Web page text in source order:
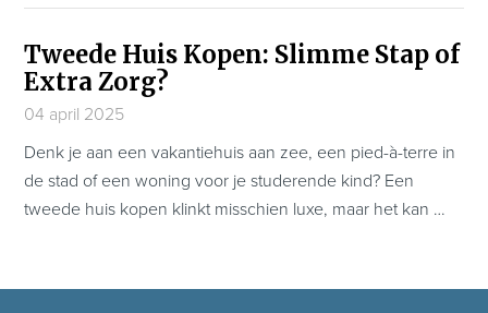
Tweede Huis Kopen: Slimme Stap of
Extra Zorg?
04 april 2025
Denk je aan een vakantiehuis aan zee, een pied-à-terre in
de stad of een woning voor je studerende kind? Een
tweede huis kopen klinkt misschien luxe, maar het kan …